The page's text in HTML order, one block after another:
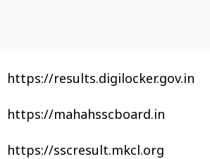
https://results.digilocker.gov.in
https://mahahsscboard.in
https://sscresult.mkcl.org